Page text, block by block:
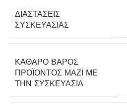
ΔΙΑΣΤΆΣΕΙΣ
ΣΥΣΚΕΥΑΣΊΑΣ
ΚΑΘΑΡΌ ΒΆΡΟΣ
ΠΡΟΪΌΝΤΟΣ ΜΑΖΊ ΜΕ
ΤΗΝ ΣΥΣΚΕΥΑΣΊΑ